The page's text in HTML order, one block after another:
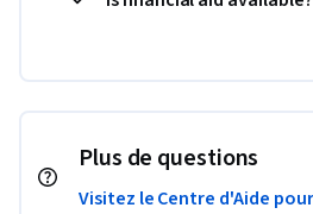
Plus de questions
Visitez le Centre d'Aide